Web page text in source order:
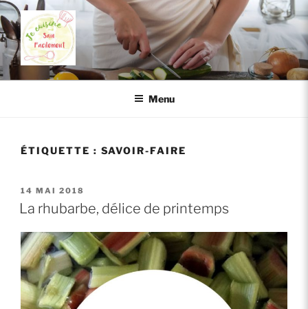
Aller
au
contenu
principal
JE CUISINE SAIN FACILEMENT
Cuisiner sainement, c'est facile!
Menu
ÉTIQUETTE : SAVOIR-FAIRE
PUBLIÉ
LE
14 MAI 2018
La rhubarbe, délice de printemps